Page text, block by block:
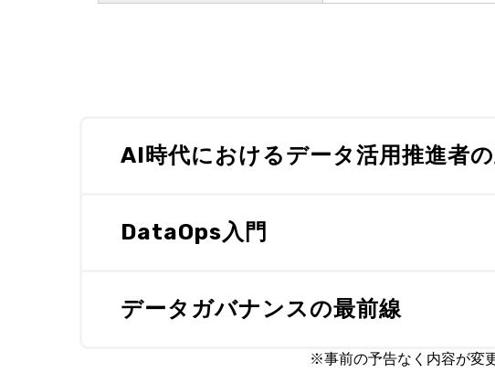
AI時代におけるデータ活用推進者
DataOps入門
データガバナンスの最前線
※事前の予告なく内容が変